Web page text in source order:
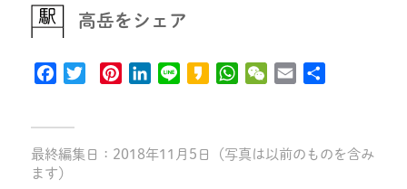
高岳をシェア
Facebook
Twitter PinterestLinkedIn
Line KakaoWhatsAppWeChat
Email
最終編集日：2018年11月5日（写真は以前のものを含み
ます）